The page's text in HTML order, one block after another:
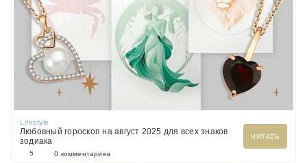
Lifestyle
Любовный гороскоп на август 2025 для всех знаков
зодиака
ЧИТАТЬ
5 0 комментариев